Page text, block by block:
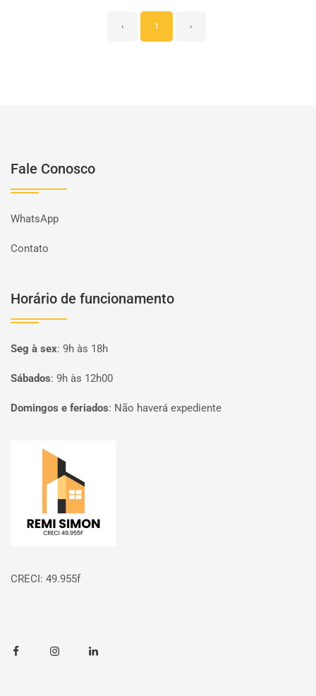
‹ 1 ›
Fale Conosco
WhatsApp
Contato
Horário de funcionamento
Seg à sex: 9h às 18h
Sábados: 9h às 12h00
Domingos e feriados: Não haverá expediente
Página inicial
CRECI: 49.955f
FacebookInstagramLinkedin